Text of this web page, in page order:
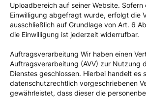
Uploadbereich auf seiner Website.
Einwilligung abgefragt wurde, erfolgt die
ausschließlich auf Grundlage von Art. 6
die Einwilligung ist jederzeit widerrufbar.
Auftragsverarbeitung Wir haben einen
Auftragsverarbeitung (AVV) zur Nutzung
Dienstes geschlossen. Hierbei handelt es
datenschutzrechtlich vorgeschriebenen
gewährleistet, dass dieser die